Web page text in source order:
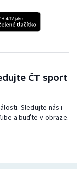
ČT sport
Sledujte nás i
a buďte v obraze.